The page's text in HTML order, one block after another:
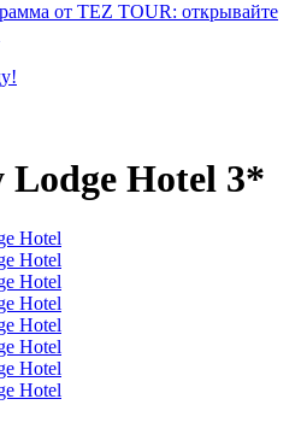
от TEZ TOUR: открывайте
Hotel 3*